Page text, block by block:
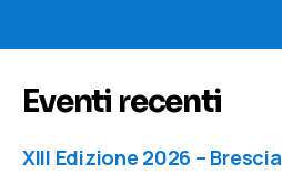
Eventi recenti
XIII Edizione 2026 – Brescia